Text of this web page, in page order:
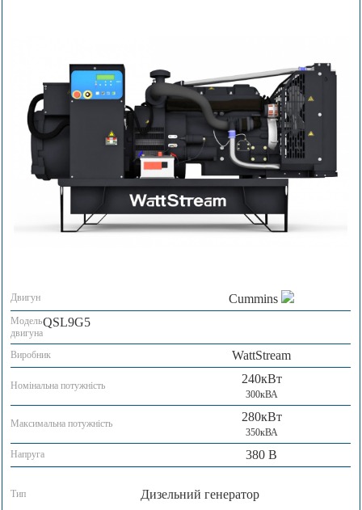
Двигун Cummins
Модель
двигуна
QSL9G5
Виробник WattStream
Номінальна потужність 240кВт
300кВА
Максимальна потужність 280кВт
350кВА
Напруга
380 В
Тип Дизельний генератор